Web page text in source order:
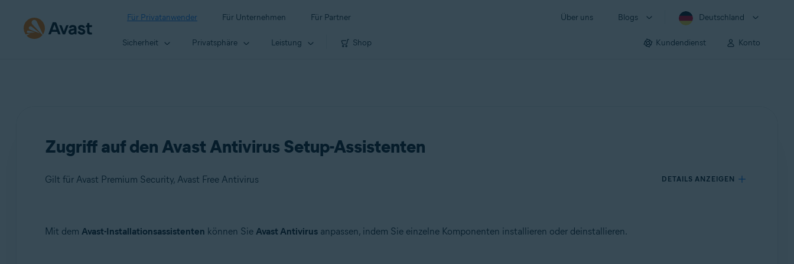
Für Privatanwender Für Unternehmen Für Partner Über uns Blogs Deutschland
Sicherheit Privatsphäre Leistung Shop Kundendienst Konto
Zugriff auf den Avast Antivirus Setup-Assistenten
Gilt für Avast Premium Security, Avast Free Antivirus DETAILS ANZEIGEN
Produkte:
Mit dem Avast-Installationsassistenten können Sie Avast Antivirusanpassen, indem Sie einzelne Komponenten installieren oder deinstallieren.